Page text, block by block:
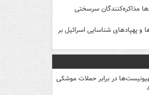
مذاکره‌کنندگان سرسختی
و پهپادهای شناسایی اسرائیل بر
در برابر حملات موشکی